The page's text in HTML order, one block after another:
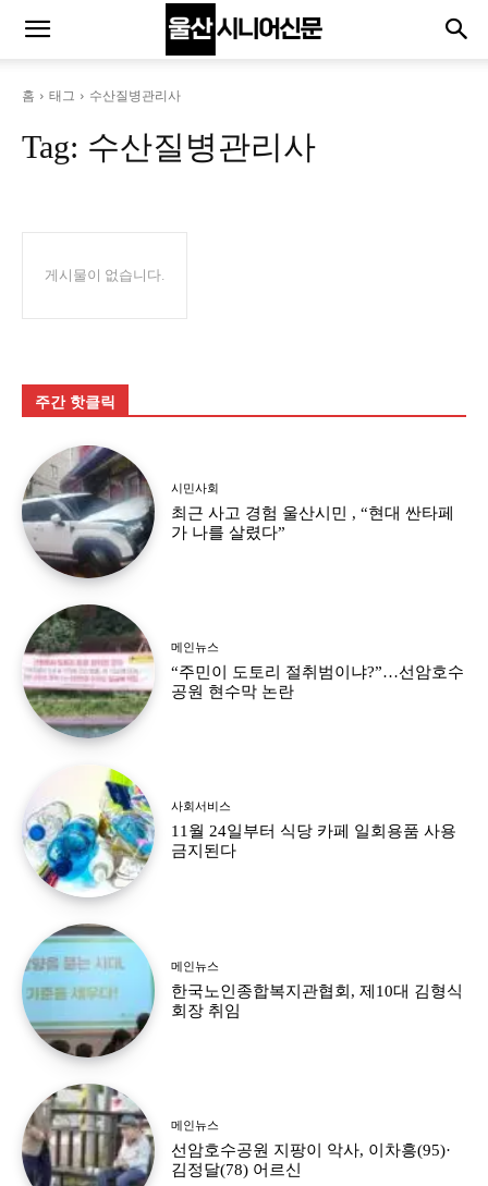
홈 태그 수산질병관리사
Tag: 수산질병관리사
게시물이 없습니다.
주간 핫클릭
시민사회
최근 사고 경험 울산시민 , “현대 싼타페
가 나를 살렸다”
메인뉴스
“주민이 도토리 절취범이냐?”…선암호수
공원 현수막 논란
사회서비스
11월 24일부터 식당 카페 일회용품 사용
금지된다
메인뉴스
한국노인종합복지관협회, 제10대 김형식
회장 취임
메인뉴스
선암호수공원 지팡이 악사, 이차흥(95)·
김정달(78) 어르신